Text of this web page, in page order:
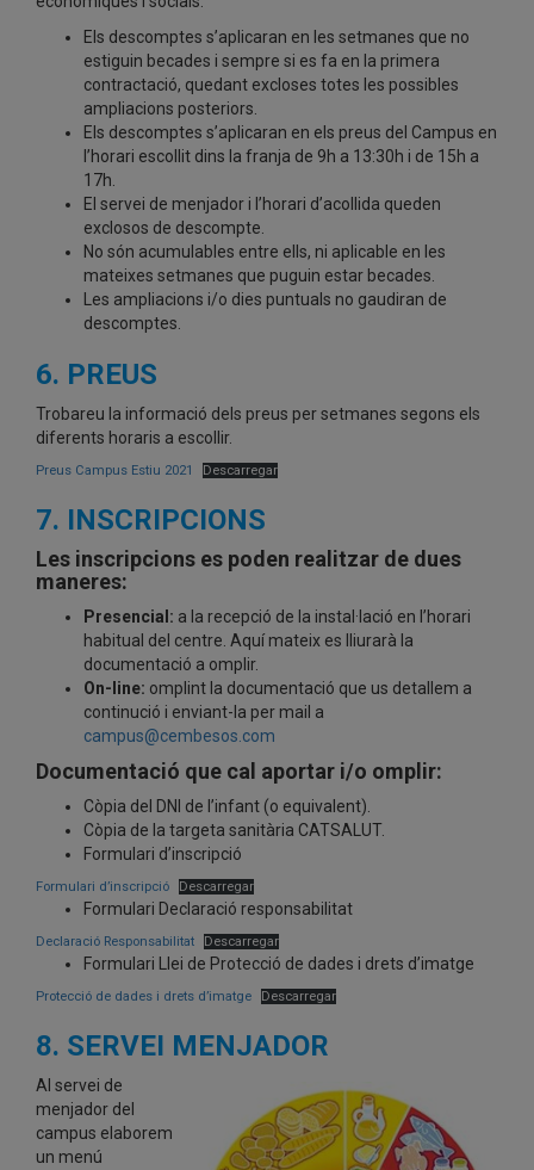
Els descomptes s’aplicaran en les setmanes que no
estiguin becades i sempre si es fa en la primera
contractació, quedant excloses totes les possibles
ampliacions posteriors.
Els descomptes s’aplicaran en els preus del Campus en
l’horari escollit dins la franja de 9h a 13:30h i de 15h a
17h.
El servei de menjador i l’horari d’acollida queden
exclosos de descompte.
No són acumulables entre ells, ni aplicable en les
mateixes setmanes que puguin estar becades.
Les ampliacions i/o dies puntuals no gaudiran de
descomptes.
6. PREUS
Trobareu la informació dels preus per setmanes segons els
diferents horaris a escollir.
Preus Campus Estiu 2021 Descarregar
7. INSCRIPCIONS
Les inscripcions es poden realitzar de dues
maneres:
Presencial: a la recepció de la instal·lació en l’horari
habitual del centre. Aquí mateix es lliurarà la
documentació a omplir.
On-line: omplint la documentació que us detallem a
continució i enviant-la per mail a
campus@cembesos.com
Documentació que cal aportar i/o omplir:
Còpia del DNI de l’infant (o equivalent).
Còpia de la targeta sanitària CATSALUT.
Formulari d’inscripció
Formulari d’inscripció Descarregar
Formulari Declaració responsabilitat
Declaració Responsabilitat Descarregar
Formulari Llei de Protecció de dades i drets d’imatge
Protecció de dades i drets d’imatge Descarregar
8. SERVEI MENJADOR
Al servei de
menjador del
campus elaborem
un menú